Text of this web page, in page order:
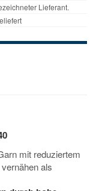
mit reduziertem
als